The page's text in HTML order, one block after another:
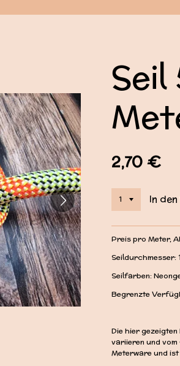
Seil
2,70 €
In
Preis pro Meter,
Seildurchmesser:
Seilfarben:
Begrenzte
Die hier
variieren und
Meterware und